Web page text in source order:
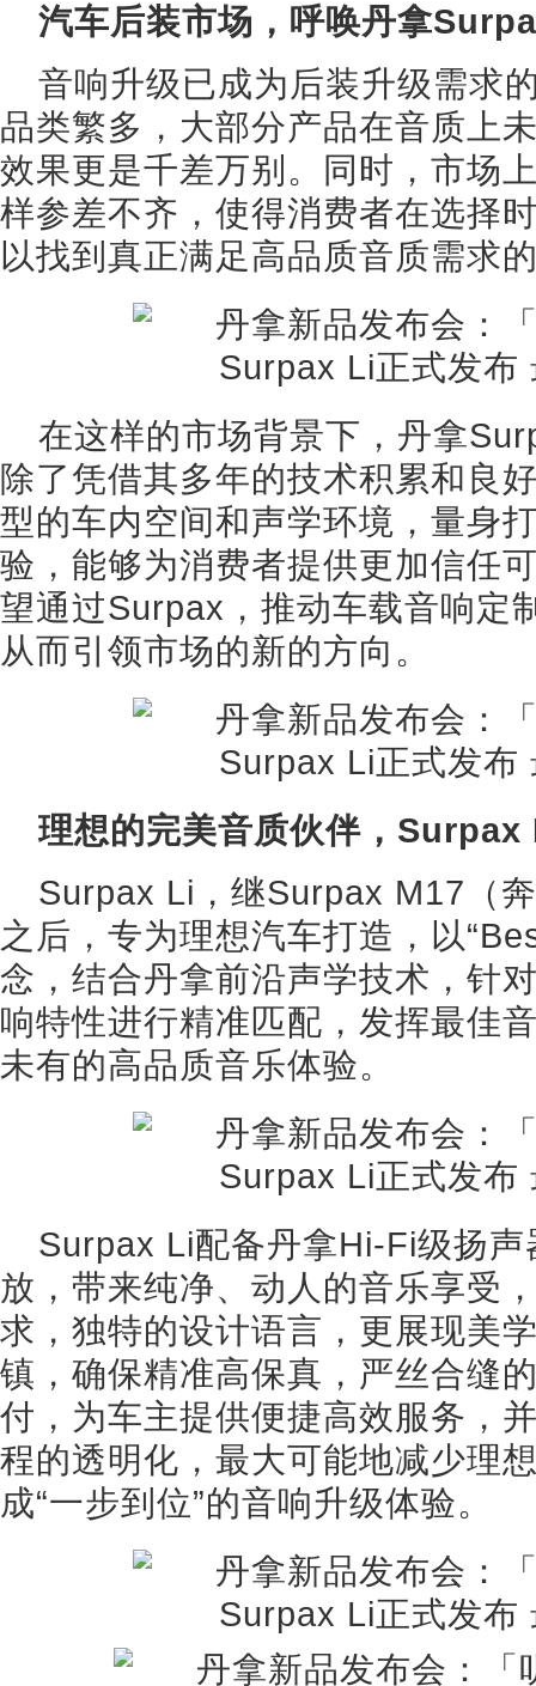
汽车后装市场，呼唤丹拿
音响升级已成为后装升级需求
品类繁多，大部分产品在音质上
效果更是千差万别。同时，市场
样参差不齐，使得消费者在选择
以找到真正满足高品质音质需求
在这样的市场背景下，丹拿
除了凭借其多年的技术积累和良
型的车内空间和声学环境，量身
验，能够为消费者提供更加信任
望通过Surpax，推动车载音响
从而引领市场的新的方向。
理想的完美音质伙伴，Surpax
Surpax Li，继Surpax M17（
之后，专为理想汽车打造，以
念，结合丹拿前沿声学技术，针
响特性进行精准匹配，发挥最佳
未有的高品质音乐体验。
Surpax Li配备丹拿Hi-Fi级扬
放，带来纯净、动人的音乐享受
求，独特的设计语言，更展现美
镇，确保精准高保真，严丝合缝
付，为车主提供便捷高效服务，
程的透明化，最大可能地减少理
成“一步到位”的音响升级体验。